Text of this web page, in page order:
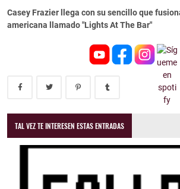
Casey Frazier llega con su sencillo que
americana llamado "Lights At The Bar"
TAL VEZ TE INTERESEN ESTAS ENTRADAS